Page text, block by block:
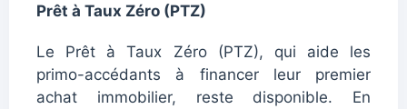
Prêt à Taux Zéro (PTZ)
Le Prêt à Taux Zéro (PTZ), qui aide les
primo-accédants à financer leur premier
achat immobilier, reste disponible. En